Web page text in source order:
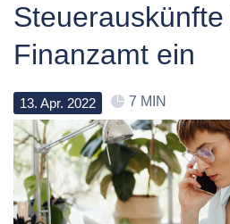
Steuerauskünfte
Finanzamt ein
13. Apr. 2022 7 MIN